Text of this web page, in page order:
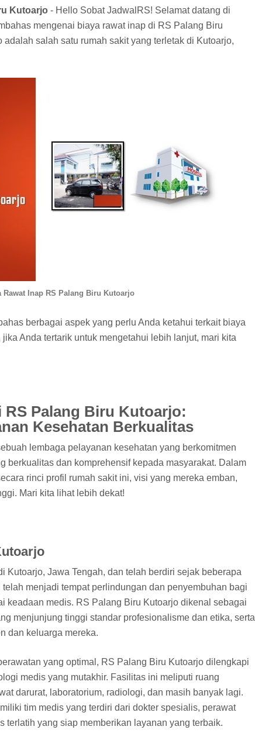
Kutoarjo - Hello Sobat JadwalRS! Selamat datang di
mengenai biaya rawat inap di RS Palang Biru
salah satu rumah sakit yang terletak di Kutoarjo,
Rawat Inap RS Palang Biru Kutoarjo
berbagai aspek yang perlu Anda ketahui terkait biaya
Anda tertarik untuk mengetahui lebih lanjut, mari kita
Palang Biru Kutoarjo:
Kesehatan Berkualitas
lembaga pelayanan kesehatan yang berkomitmen
berkualitas dan komprehensif kepada masyarakat. Dalam
rinci profil rumah sakit ini, visi yang mereka emban,
Mari kita lihat lebih dekat!
Kutoarjo, Jawa Tengah, dan telah berdiri sejak beberapa
menjadi tempat perlindungan dan penyembuhan bagi
keadaan medis. RS Palang Biru Kutoarjo dikenal sebagai
menjunjung tinggi standar profesionalisme dan etika, serta
dan keluarga mereka.
yang optimal, RS Palang Biru Kutoarjo dilengkapi
medis yang mutakhir. Fasilitas ini meliputi ruang
darurat, laboratorium, radiologi, dan masih banyak lagi.
tim medis yang terdiri dari dokter spesialis, perawat
terlatih yang siap memberikan layanan yang terbaik.